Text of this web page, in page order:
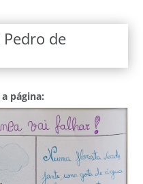
Pedro de
página: